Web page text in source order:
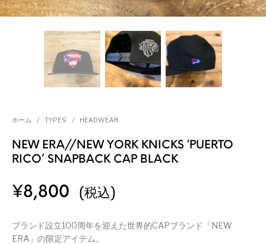
ホーム / TYPES / HEADWEAR
NEW ERA//NEW YORK KNICKS ‘PUERTO
RICO’ SNAPBACK CAP BLACK
¥8,800 (税込)
ブランド設立100周年を迎えた世界的CAPブランド「NEW
ERA」の限定アイテム。